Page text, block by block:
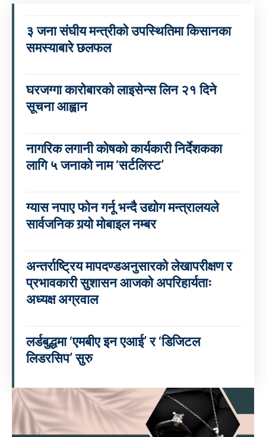
३ जना संघीय मन्त्रीको उपस्थितिमा किसानका
समस्याबारे छलफल
घरजग्गा कारोबारको लाइसेन्स लिन २१ दिने
सूचना आह्वान
नागरिक लगानी कोषको कार्यकारी निर्देशकका
लागि ५ जनाको नाम ‘सर्टलिस्ट’
ग्यास नपाए फोन गर्नू भन्दै उद्योग मन्त्रालयले
सार्वजनिक गर्‍यो मोबाइल नम्बर
अन्तर्राष्ट्रिय मापदण्डअनुसारको लेखापरीक्षण र
प्रभावकारी सुशासन आजको अपरिहार्यताः
अध्यक्ष अग्रवाल
लर्डबुद्धमा ‘एमबीए इन एआई’ र ‘डिजिटल
लिडरसिप’ सुरु